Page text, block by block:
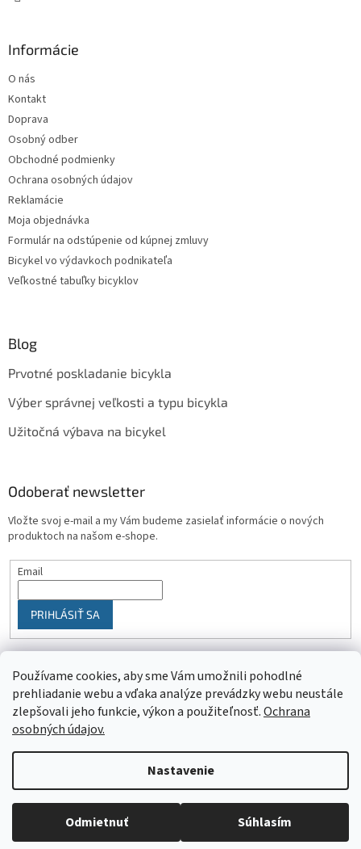
Používame cookies, aby sme Vám umožnili pohodlné
prehliadanie webu a vďaka analýze prevádzky webu neustále
zlepšovali jeho funkcie, výkon a použiteľnosť.Ochrana
osobných údajov.
Nastavenie
Odmietnuť Súhlasím
Objednaný tovar si môžete prevziať osobne v predajni SELEKTRA,
Družstevná 1143/24, Partizánske, tel.: 038/7490000. Všetok tovar je
Informácie
O nás
Kontakt
Doprava
Osobný odber
Obchodné podmienky
Ochrana osobných údajov
Reklamácie
Moja objednávka
Formulár na odstúpenie od kúpnej zmluvy
Bicykel vo výdavkoch podnikateľa
Veľkostné tabuľky bicyklov
Blog
Prvotné poskladanie bicykla
Výber správnej veľkosti a typu bicykla
Užitočná výbava na bicykel
Odoberať newsletter
Vložte svoj e-mail a my Vám budeme zasielať informácie o nových
produktoch na našom e-shope.
Email
PRIHLÁSIŤ SA
Vytvoril Shoptet
Copyright 2026SELEKTRA. Všetky práva vyhradené.Upraviť